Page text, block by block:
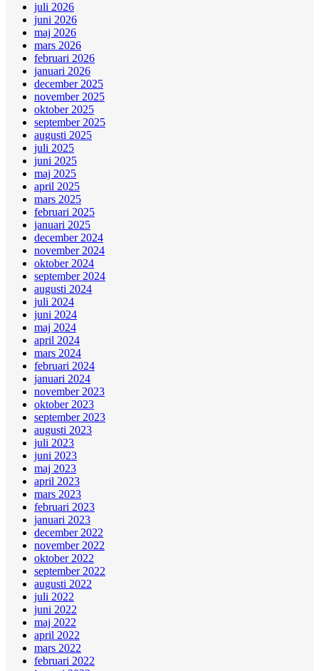
juli 2026
juni 2026
maj 2026
mars 2026
februari 2026
januari 2026
december 2025
november 2025
oktober 2025
september 2025
augusti 2025
juli 2025
juni 2025
maj 2025
april 2025
mars 2025
februari 2025
januari 2025
december 2024
november 2024
oktober 2024
september 2024
augusti 2024
juli 2024
juni 2024
maj 2024
april 2024
mars 2024
februari 2024
januari 2024
november 2023
oktober 2023
september 2023
augusti 2023
juli 2023
juni 2023
maj 2023
april 2023
mars 2023
februari 2023
januari 2023
december 2022
november 2022
oktober 2022
september 2022
augusti 2022
juli 2022
juni 2022
maj 2022
april 2022
mars 2022
februari 2022